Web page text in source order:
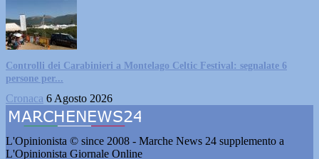
Controlli dei Carabinieri a Montelago Celtic Festival: segnalate 6
persone per...
Cronaca 6 Agosto 2026
L'Opinionista © since 2008 - Marche News 24 supplemento a
L'Opinionista Giornale Online